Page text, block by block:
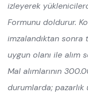
izleyerek
Formunu doldurur.
imzalandıktan sonra
uygun olanı ile alım
Mal alımlarının
durumlarda; pazarlık